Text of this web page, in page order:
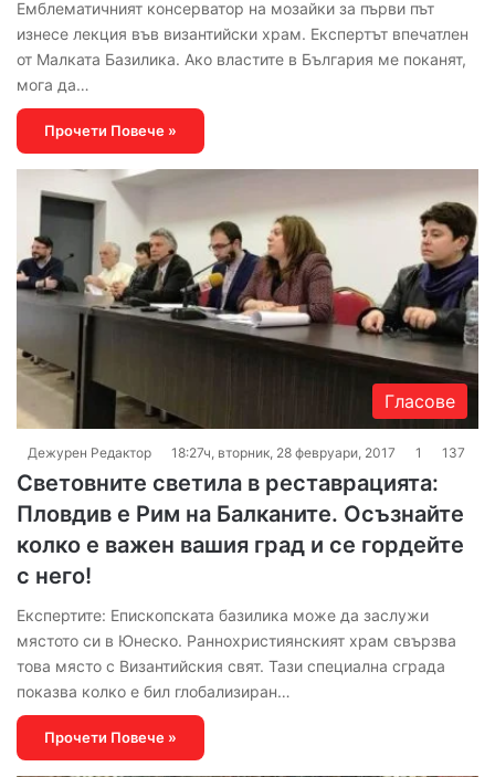
Емблематичният консерватор на мозайки за първи път
изнесе лекция във византийски храм. Експертът впечатлен
от Малката Базилика. Ако властите в България ме поканят,
мога да…
Прочети Повече »
Гласове
Дежурен Редактор 18:27ч, вторник, 28 февруари, 2017 1 137
Световните светила в реставрацията:
Пловдив е Рим на Балканите. Осъзнайте
колко е важен вашия град и се гордейте
с него!
Експертите: Епископската базилика може да заслужи
мястото си в Юнеско. Раннохристиянският храм свързва
това място с Византийския свят. Тази специална сграда
показва колко е бил глобализиран…
Прочети Повече »